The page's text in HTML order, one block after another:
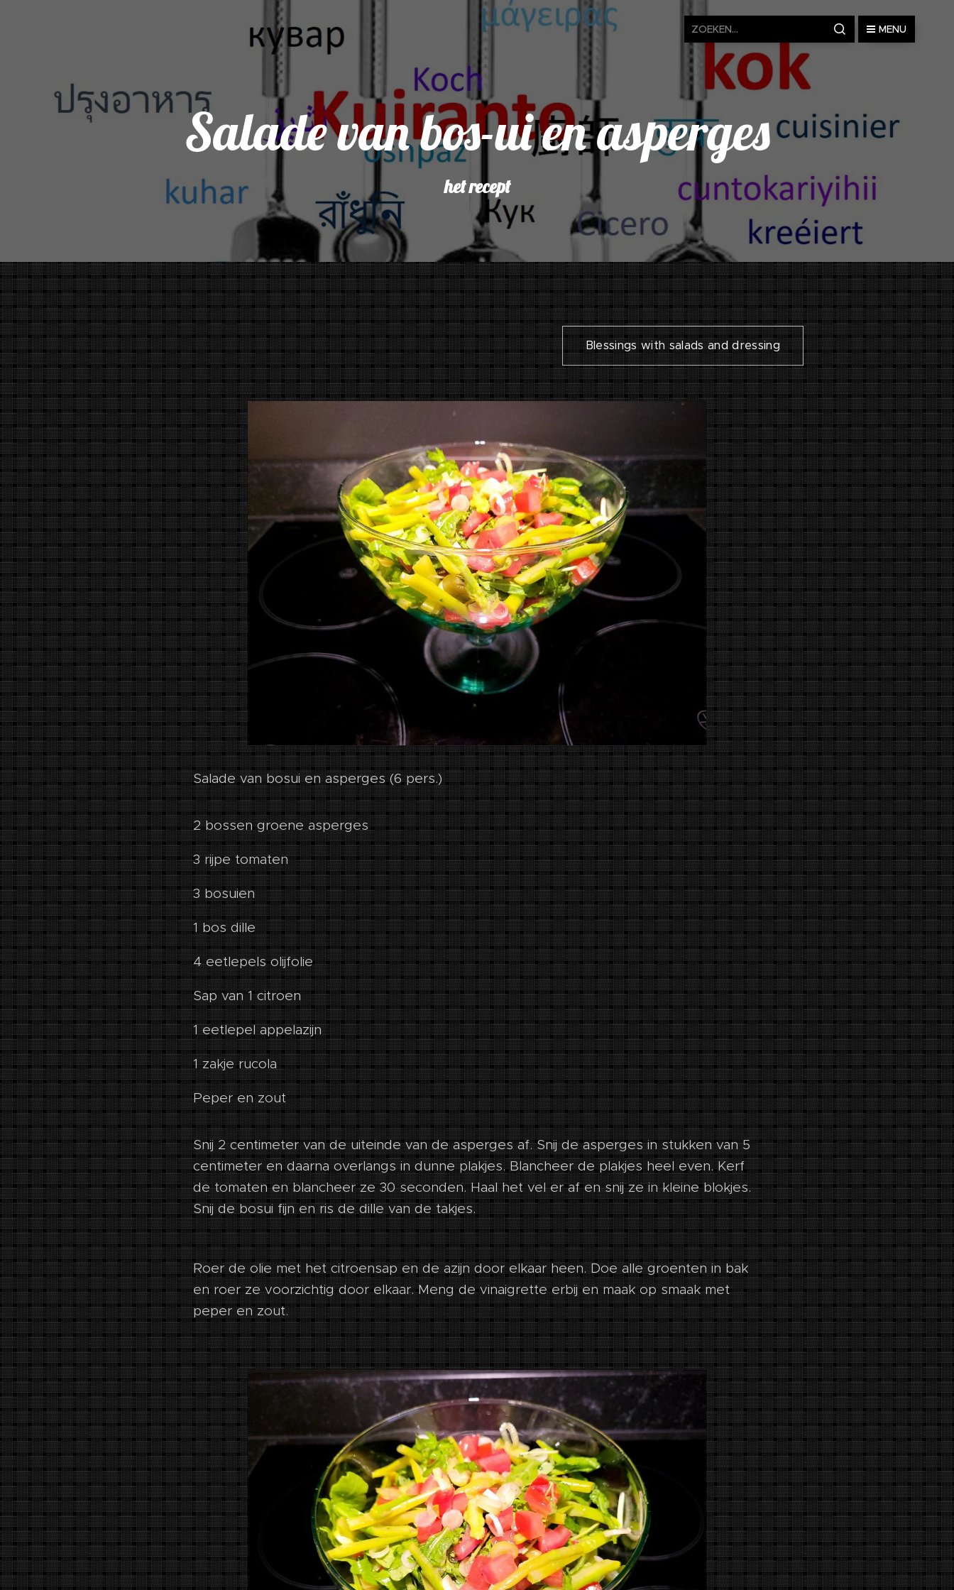
MENU
Salade van bos-ui en asperges
het recept
Blessings with salads and dressing
Salade van bosui en asperges (6 pers.)
2 bossen groene asperges
3 rijpe tomaten
3 bosuien
1 bos dille
4 eetlepels olijfolie
Sap van 1 citroen
1 eetlepel appelazijn
1 zakje rucola
Peper en zout
Snij 2 centimeter van de uiteinde van de asperges af. Snij de asperges in stukken van 5
centimeter en daarna overlangs in dunne plakjes. Blancheer de plakjes heel even. Kerf
de tomaten en blancheer ze 30 seconden. Haal het vel er af en snij ze in kleine blokjes.
Snij de bosui fijn en ris de dille van de takjes.
Roer de olie met het citroensap en de azijn door elkaar heen. Doe alle groenten in bak
en roer ze voorzichtig door elkaar. Meng de vinaigrette erbij en maak op smaak met
peper en zout.